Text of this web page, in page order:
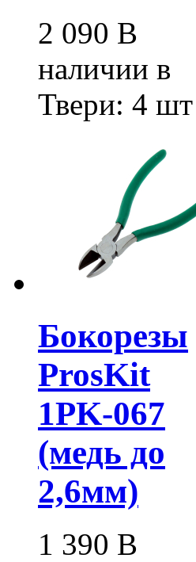
2 090 В
наличии в
Твери: 4 шт
Бокорезы
ProsKit
1PK-067
(медь до
2,6мм)
1 390 В